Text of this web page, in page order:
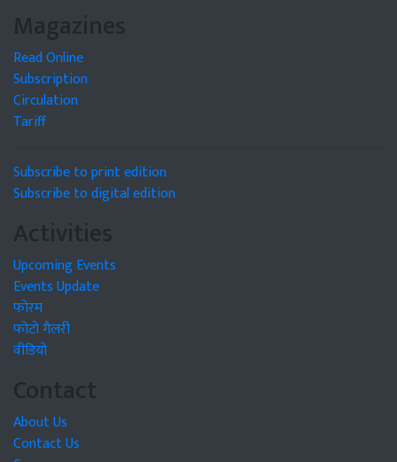
Magazines
Read Online
Subscription
Circulation
Tariff
Subscribe to print edition
Subscribe to digital edition
Activities
Upcoming Events
Events Update
फोरम
फोटो गैलरी
वीडियो
Contact
About Us
Contact Us